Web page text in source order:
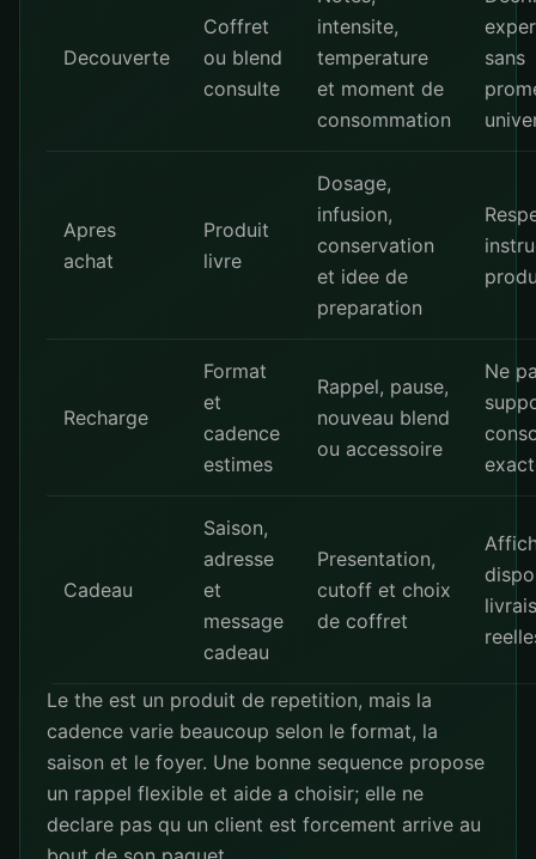
Decouverte
Coffret
ou blend
consulte
intensite,
temperature
et moment de
consommation
sans
Apres
achat
Produit
livre
Dosage,
infusion,
conservation
et idee de
preparation
Recharge
Format
et
cadence
estimes
Rappel, pause,
nouveau blend
ou accessoire
Ne
Cadeau
Saison,
adresse
et
message
cadeau
Presentation,
cutoff et choix
de coffret
Le the est un produit de repetition, mais la
cadence varie beaucoup selon le format, la
saison et le foyer. Une bonne sequence propose
un rappel flexible et aide a choisir; elle ne
declare pas qu un client est forcement arrive au